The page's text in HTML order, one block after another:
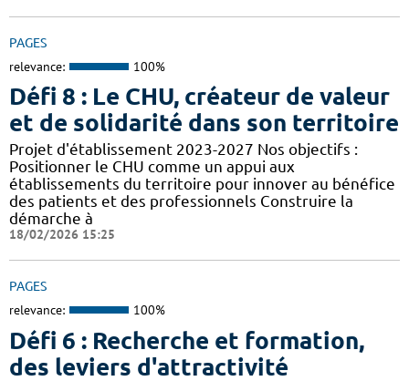
PAGES
relevance: 100%
Défi 8 : Le CHU, créateur de valeur
et de solidarité dans son territoire
Projet d'établissement 2023-2027 Nos objectifs :
Positionner le CHU comme un appui aux
établissements du territoire pour innover au bénéfice
des patients et des professionnels Construire la
démarche à
18/02/2026 15:25
PAGES
relevance: 100%
Défi 6 : Recherche et formation,
des leviers d'attractivité